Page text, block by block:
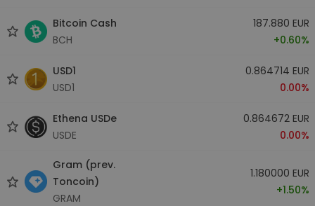
Bitcoin Cash
BCH
187.880 EUR
+0.60%
USD1
USD1
0.864714 EUR
0.00%
Ethena USDe
USDE
0.864672 EUR
0.00%
Gram (prev.
Toncoin)
GRAM
1.180000 EUR
+1.50%